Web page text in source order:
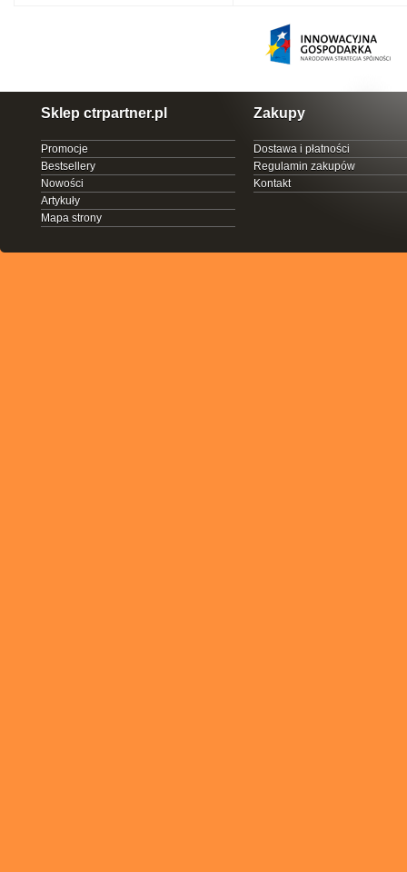
Sklep ctrpartner.pl
Promocje
Bestsellery
Nowości
Artykuły
Mapa strony
Zakupy
Dostawa i płatności
Regulamin zakupów
Kontakt